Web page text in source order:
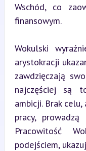
Wschód, co
finansowym.
Wokulski
arystokracji
zawdzięczają
najczęściej są
ambicji. Brak
pracy,
Pracowitość
podejściem,